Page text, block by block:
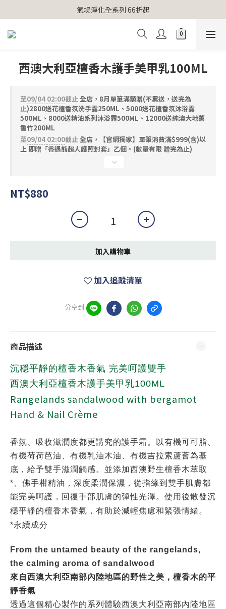
【官網獨家】首次消費 不限金額 即送 香遇熊超人行李吊牌
氣場淨化全系列 66折起
【官網獨家】首次消費 不限金額 即送 香遇熊超人行李吊牌
西澳大利亞檀香木護手美甲乳100ML
至09/04 02:00截止全店，8月單筆滿額贈(不累送，送完為
止)2800送花植香氛洗手露250ML、5000送花植香氛沐浴露
500ML、8000送精油系列沐浴露500ML、12000送純澳大地薰
香竹200ML
至09/04 02:00截止全店，【官網獨家】單筆消費滿$999(含)以
上 即贈「香遇熊超人護照封套」乙個。(數量有限 贈完為止)
NT$880
加入購物車
加入追蹤清單
分享到
商品描述
沉穩平靜的檀香木香氣 完美呵護雙手
西澳大利亞檀香木護手美甲乳100ML
Rangelands sandalwood with bergamot
Hand & Nail Crème
香氛、吸收滋潤度都更講究的護手霜。以有機可可脂、
有機荷荷芭油、有機乳油木油、有機吉拉索蘆薈為基
底，給予雙手滋潤觸感。並添加西澳野生檀香木萃取
*、佛手柑精油，深度柔潤保濕，從指緣到雙手肌膚都
能完美呵護，回復手部肌膚的彈性光澤。使用後散發沉
穩平靜的檀香木香氣，有助於減輕焦慮和緊張情緒。
*永續成分
From the untamed beauty of the rangelands,
the calming aroma of sandalwood
來自西澳大利亞南部內陸地區的野性之美，檀香木的平
靜香氣
透過這個精心製作的系列體驗西澳大利亞南部內陸地區